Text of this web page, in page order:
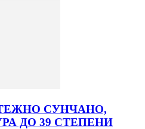
СУНЧАНО,
ДО 39 СТЕПЕНИ